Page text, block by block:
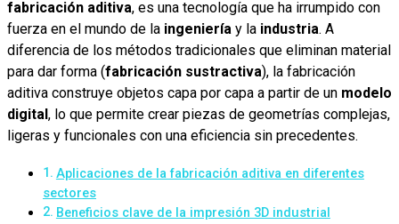
fabricación aditiva, es una tecnología que ha irrumpido con
fuerza en el mundo de la ingeniería y la industria. A
diferencia de los métodos tradicionales que eliminan material
para dar forma (fabricación sustractiva), la fabricación
aditiva construye objetos capa por capa a partir de un modelo
digital, lo que permite crear piezas de geometrías complejas,
ligeras y funcionales con una eficiencia sin precedentes.
Aplicaciones de la fabricación aditiva en diferentes
sectores
Beneficios clave de la impresión 3D industrial